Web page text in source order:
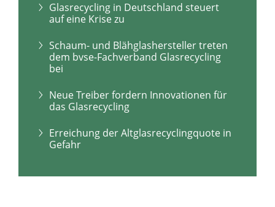
Glasrecycling in Deutschland steuert
auf eine Krise zu
Schaum- und Blähglashersteller treten
dem bvse-Fachverband Glasrecycling
bei
Neue Treiber fordern Innovationen für
das Glasrecycling
Erreichung der Altglasrecyclingquote in
Gefahr